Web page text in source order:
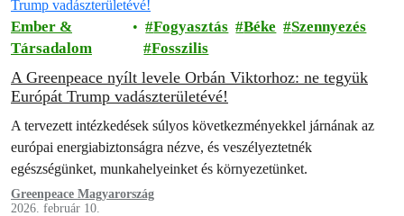
Ember &
Társadalom
Fogyasztás Béke
Szennyezés
Fosszilis
A Greenpeace nyílt levele Orbán Viktorhoz: ne tegyük
Európát Trump vadászterületévé!
A tervezett intézkedések súlyos következményekkel járnának az
európai energiabiztonságra nézve, és veszélyeztetnék
egészségünket, munkahelyeinket és környezetünket.
Greenpeace Magyarország
2026. február 10.